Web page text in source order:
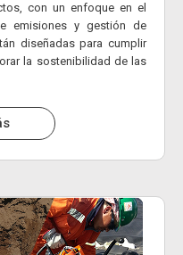
con un enfoque en el
emisiones y gestión de
diseñadas para cumplir
la sostenibilidad de las